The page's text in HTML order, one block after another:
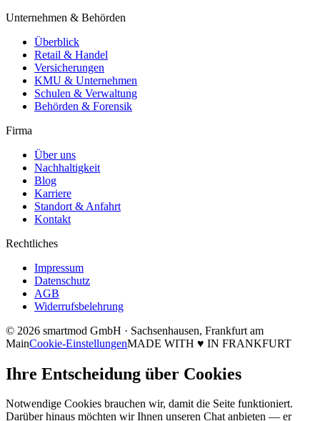
Unternehmen & Behörden
Überblick
Retail & Handel
Versicherungen
KMU & Unternehmen
Schulen & Verwaltung
Behörden & Forensik
Firma
Über uns
Nachhaltigkeit
Blog
Karriere
Standort & Anfahrt
Kontakt
Rechtliches
Impressum
Datenschutz
AGB
Widerrufsbelehrung
© 2026 smartmod GmbH · Sachsenhausen, Frankfurt am
MainCookie-EinstellungenMADE WITH ♥ IN FRANKFURT
Ihre Entscheidung über Cookies
Notwendige Cookies brauchen wir, damit die Seite funktioniert.
Darüber hinaus möchten wir Ihnen unseren Chat anbieten — er